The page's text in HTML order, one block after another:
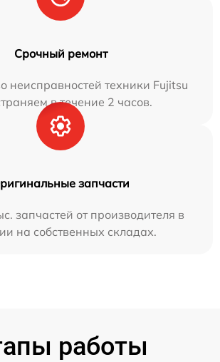
Срочный ремонт
неисправностей техники Fujitsu
в течение 2 часов.
запчасти
запчастей от производителя в
на собственных складах.
работы